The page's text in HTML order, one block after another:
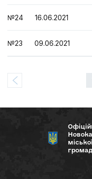
№24 16.06.2021
№23 09.06.2021